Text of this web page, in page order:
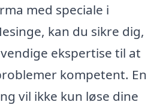
med speciale i
kan du sikre dig,
ekspertise til at
kompetent. En
vil ikke kun løse dine